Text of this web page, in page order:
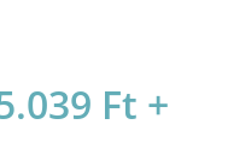
Ft +